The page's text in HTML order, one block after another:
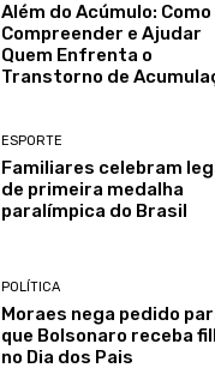
Além do Acúmulo: Como
Compreender e Ajudar
Quem Enfrenta o
Transtorno de
ESPORTE
Familiares celebram
de primeira medalha
paralímpica do Brasil
POLÍTICA
Moraes nega pedido
que Bolsonaro receba
no Dia dos Pais